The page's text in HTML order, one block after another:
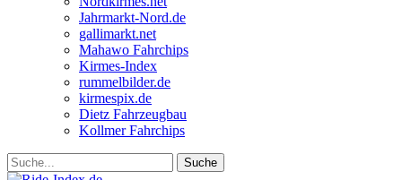
Jahrmarkt-Nord.de
gallimarkt.net
Mahawo Fahrchips
Kirmes-Index
rummelbilder.de
kirmespix.de
Dietz Fahrzeugbau
Kollmer Fahrchips